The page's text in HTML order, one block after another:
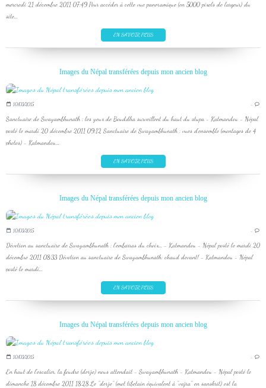
mercredi 21 décembre 2011 07:49 Pour accéder à cette vue panoramique (en 5000 pixels de largeur) du
site...
EN SAVOIR PLUS
Images du Népal transférées depuis mon ancien blog
10/03/2015 …
Sanctuaire de Swayambhunath : les yeux de Bouddha surveillent du haut du stupa - Katmandou - Népal
posté le mardi 20 décembre 2011 09:12 Sanctuaire de Swayambhunath : vues d'ensemble (montages de 4
photos) - Katmandou...
EN SAVOIR PLUS
Images du Népal transférées depuis mon ancien blog
10/03/2015 …
Dévotion au sanctuaire de Swayambhunath : l'embarras du choix... - Katmandou - Népal posté le mardi 20
décembre 2011 08:33 Dévotion au sanctuaire de Swayambhunath: chaud devant! - Katmandou - Népal
posté le mardi...
EN SAVOIR PLUS
Images du Népal transférées depuis mon ancien blog
10/03/2015 …
En haut de l'escalier, la foudre (dorje) nous attendait - Swayambhunath - Katmandou - Népal posté le
dimanche 18 décembre 2011 18:28 Le "dorje" (mot tibetain équivalent à "vajra" en sanskrit) est la